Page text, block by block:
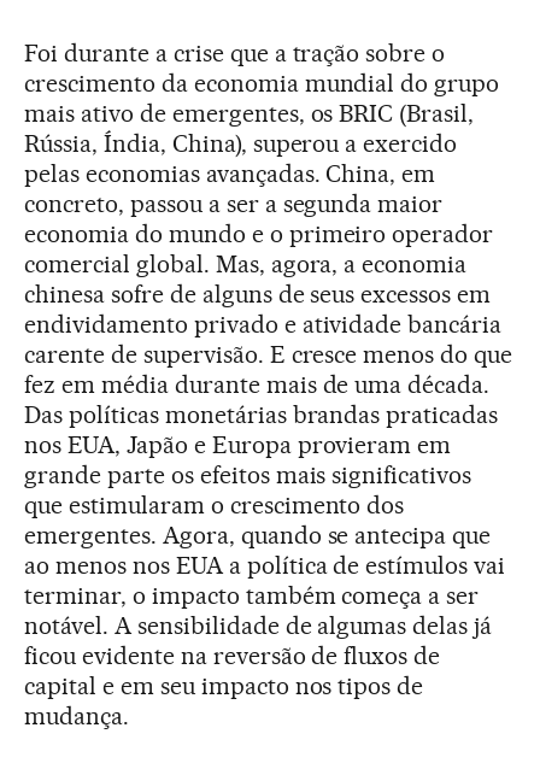
Foi durante a crise que a tração sobre o
crescimento da economia mundial do grupo
mais ativo de emergentes, os BRIC (Brasil,
Rússia, Índia, China), superou a exercido
pelas economias avançadas. China, em
concreto, passou a ser a segunda maior
economia do mundo e o primeiro operador
comercial global. Mas, agora, a economia
chinesa sofre de alguns de seus excessos em
endividamento privado e atividade bancária
carente de supervisão. E cresce menos do que
fez em média durante mais de uma década.
Das políticas monetárias brandas praticadas
nos EUA, Japão e Europa provieram em
grande parte os efeitos mais significativos
que estimularam o crescimento dos
emergentes. Agora, quando se antecipa que
ao menos nos EUA a política de estímulos vai
terminar, o impacto também começa a ser
notável. A sensibilidade de algumas delas já
ficou evidente na reversão de fluxos de
capital e em seu impacto nos tipos de
mudança.